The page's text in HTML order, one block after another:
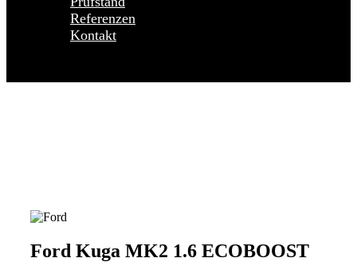
Referenzen
Kontakt
Ford Kuga MK2 1.6 ECOBOOST